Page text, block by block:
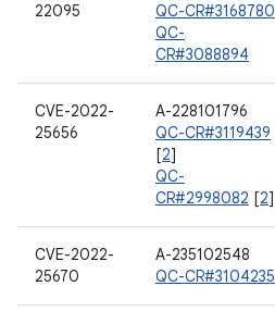
22095
QC-CR#3168780
QC-
CR#3088894
CVE-2022-
25656
A-228101796
QC-CR#3119439
[2]
QC-
CR#2998082 [2]
CVE-2022-
25670
A-235102548
QC-CR#3104235